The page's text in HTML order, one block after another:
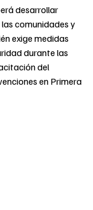
desarrollar
comunidades y
exige medidas
durante las
del
en Primera